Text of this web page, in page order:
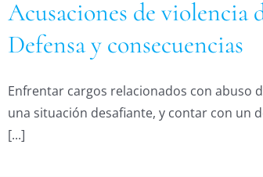
Acusaciones de violencia
Defensa y consecuencias
Enfrentar cargos relacionados con abuso
una situación desafiante, y contar con un
[...]